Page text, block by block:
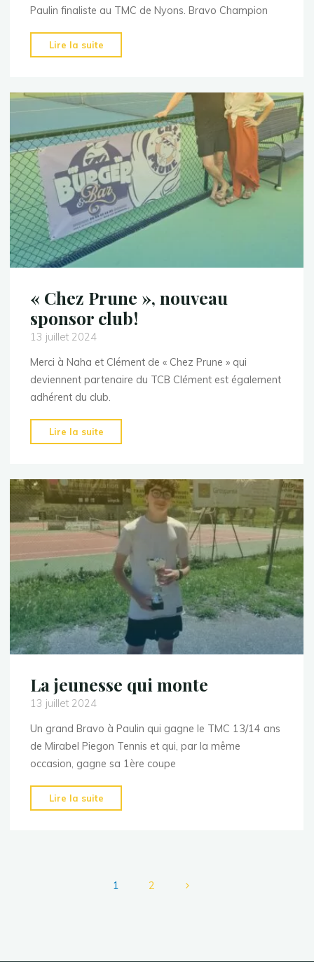
Paulin finaliste au TMC de Nyons. Bravo Champion
Lire la suite
si
si
loin!"
« Chez Prune », nouveau
sponsor club!
13 juillet 2024
Merci à Naha et Clément de « Chez Prune » qui
deviennent partenaire du TCB Clément est également
adhérent du club.
Lire la suite
Prune »,
sponsor
club!"
La jeunesse qui monte
13 juillet 2024
Un grand Bravo à Paulin qui gagne le TMC 13/14 ans
de Mirabel Piegon Tennis et qui, par la même
occasion, gagne sa 1ère coupe
Lire la suite
jeunesse
1 2